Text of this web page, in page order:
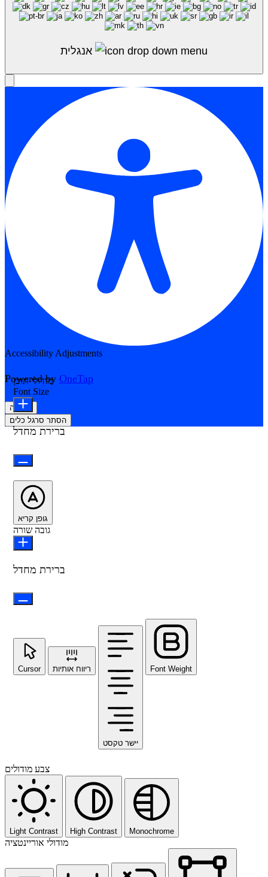
Accessibility Adjustments
Powered by OneTap
הצהרה
הסתר סרגל כלים
מודולי תוכן
Font Size
ברירת מחדל
גופן קריא
גובה שורה
ברירת מחדל
Cursor ריווח אותיות
יישר טקסט
Font Weight
צבע מודולים
Light Contrast High Contrast Monochrome
מודולי אוריינטציה